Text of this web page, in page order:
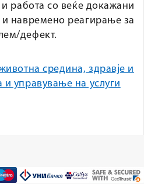
и работа со веќе докажани
навремено реагирање за
дефект.
средина, здравје и
управување на услуги